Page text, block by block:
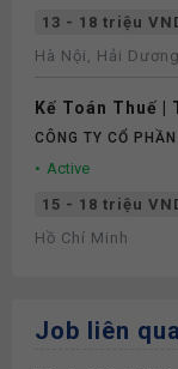
13 - 18 triệu
Hà Nội, Hải
Kế Toán Thuế |
CÔNG TY CỔ
Active
15 - 18 triệu
Hồ Chí Minh
Job liên